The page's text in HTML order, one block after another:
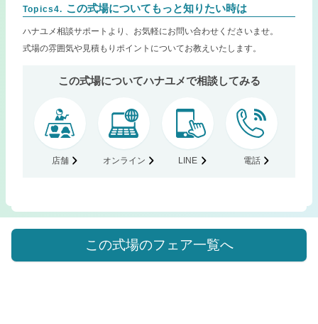
Topics4. この式場についてもっと知りたい時は
ハナユメ相談サポートより、お気軽にお問い合わせくださいませ。
式場の雰囲気や見積もりポイントについてお教えいたします。
この式場についてハナユメで相談してみる
店舗 オンライン LINE 電話
この式場のフェア一覧へ